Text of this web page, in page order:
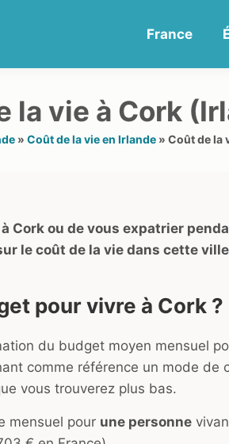
France
la vie à Cork
» Coût de la vie en Irlande » Coût de la
Cork ou de vous expatrier
le coût de la vie dans cette
pour vivre à Cork ?
du budget moyen mensuel
comme référence un mode
vous trouverez plus bas.
mensuel pour une personne